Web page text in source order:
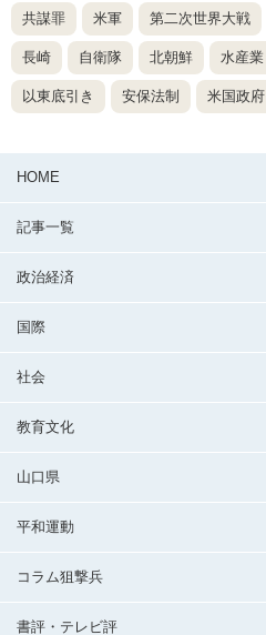
共謀罪 米軍 第二次世界大戦
長崎 自衛隊 北朝鮮 水産業
以東底引き 安保法制 米国政府
HOME
記事一覧
政治経済
国際
社会
教育文化
山口県
平和運動
コラム狙撃兵
書評・テレビ評